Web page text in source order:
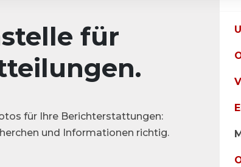
für
für Ihre Berichterstattungen:
und Informationen richtig.